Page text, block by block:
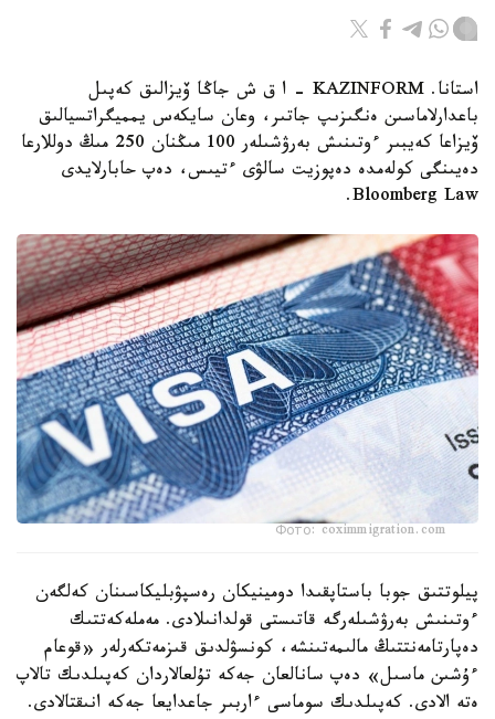
استانا. KAZINFORM – ا ق ش جاڭا ۆيزالىق كەپىل
باعدارلاماسىن ەنگىزىپ جاتىر، وعان سايكەس يمميگراتسيالىق
ۆيزاعا كەيبىر ءوتىنىش بەرۋشىلەر 100 مىڭنان 250 مىڭ دوللارعا
دەيىنگى كولەمدە دەپوزيت سالۋى ءتيىس، دەپ حابارلايدى
Bloomberg Law.
Фото: coximmigration.com
پيلوتتىق جوبا باستاپقىدا دومينيكان رەسپۋبليكاسىنان كەلگەن
ءوتىنىش بەرۋشىلەرگە قاتىستى قولدانىلادى. مەملەكەتتىك
دەپارتامەنتتىڭ مالىمەتىنشە، كونسۋلدىق قىزمەتكەرلەر «قوعام
ءۇشىن ماسىل» دەپ سانالعان جەكە تۇلعالاردان كەپىلدىك تالاپ
ەتە الادى. كەپىلدىك سوماسى ءاربىر جاعدايعا جەكە انىقتالادى.